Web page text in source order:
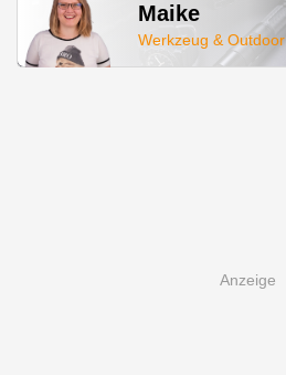
Maike
Werkzeug & Outdoor